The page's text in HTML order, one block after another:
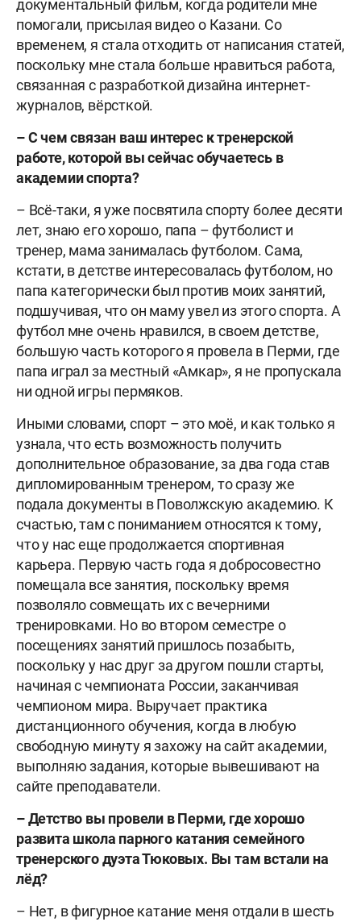
документальный фильм, когда родители мне
помогали, присылая видео о Казани. Со
временем, я стала отходить от написания статей,
поскольку мне стала больше нравиться работа,
связанная с разработкой дизайна интернет-
журналов, вёрсткой.
– С чем связан ваш интерес к тренерской
работе, которой вы сейчас обучаетесь в
академии спорта?
– Всё-таки, я уже посвятила спорту более десяти
лет, знаю его хорошо, папа – футболист и
тренер, мама занималась футболом. Сама,
кстати, в детстве интересовалась футболом, но
папа категорически был против моих занятий,
подшучивая, что он маму увел из этого спорта. А
футбол мне очень нравился, в своем детстве,
большую часть которого я провела в Перми, где
папа играл за местный «Амкар», я не пропускала
ни одной игры пермяков.
Иными словами, спорт – это моё, и как только я
узнала, что есть возможность получить
дополнительное образование, за два года став
дипломированным тренером, то сразу же
подала документы в Поволжскую академию. К
счастью, там с пониманием относятся к тому,
что у нас еще продолжается спортивная
карьера. Первую часть года я добросовестно
помещала все занятия, поскольку время
позволяло совмещать их с вечерними
тренировками. Но во втором семестре о
посещениях занятий пришлось позабыть,
поскольку у нас друг за другом пошли старты,
начиная с чемпионата России, заканчивая
чемпионом мира. Выручает практика
дистанционного обучения, когда в любую
свободную минуту я захожу на сайт академии,
выполняю задания, которые вывешивают на
сайте преподаватели.
– Детство вы провели в Перми, где хорошо
развита школа парного катания семейного
тренерского дуэта Тюковых. Вы там встали на
лёд?
– Нет, в фигурное катание меня отдали в шесть